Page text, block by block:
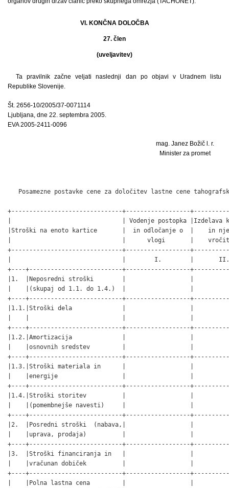
VI. KONČNA DOLOČBA
27. člen
(uveljavitev)
Ta pravilnik začne veljati naslednji dan po objavi v Uradnem listu
Republike Slovenije.
Št. 2656-10/2005/37-0071114
Ljubljana, dne 22. septembra 2005.
EVA 2005-2411-0096
mag. Janez Božič l. r.
Minister za promet
Posamezne postavke cene za določitev lastne cene
+-------------------------------+------------------
|                               | Vodenje postopka |Izdelava
|Stroški na enoto kartice       |  in odločanje o  |    in
|                               |      vlogi       |
+-------------------------------+------------------
|                               |        I.        |
+----+--------------------------+------------------
|1.  |Neposredni stroški        |                  |
|    |(skupaj od 1.1. do 1.4.)  |                  |
+----+--------------------------+------------------
|1.1.|Stroški dela              |                  |
+----+--------------------------+------------------
|1.2.|Amortizacija              |                  |
|    |osnovnih sredstev         |                  |
+----+--------------------------+------------------
|1.3.|Stroški materiala in      |                  |
|    |energije                  |                  |
+----+--------------------------+------------------
|1.4.|Stroški storitev          |                  |
|    |(pomembnejše navesti)     |                  |
+----+--------------------------+------------------
|2.  |Posredni stroški  (nabava,|                  |
|    |uprava, prodaja)          |                  |
+----+--------------------------+------------------
|3.  |Stroški financiranja in   |                  |
|    |vračunan dobiček          |                  |
+----+--------------------------+------------------
|    |Polna lastna cena         |                  |